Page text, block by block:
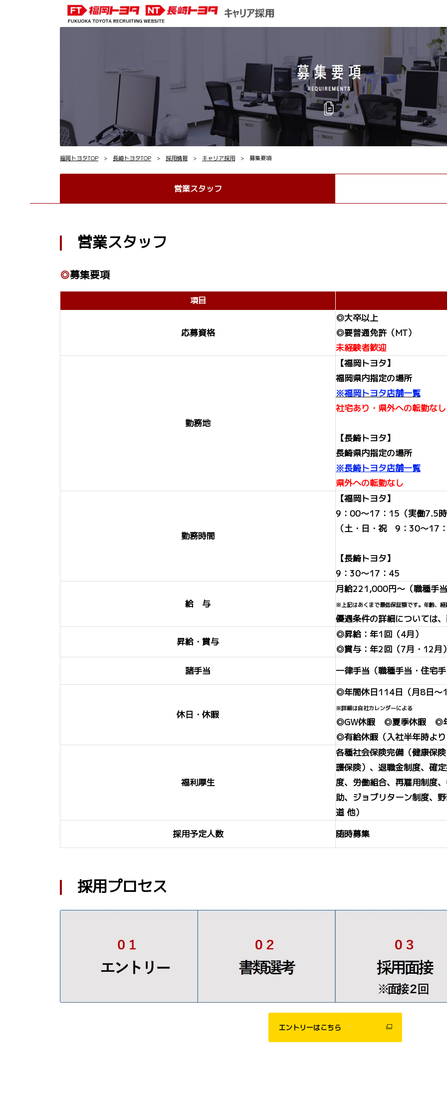
福岡トヨタTOP > 長崎トヨタTOP > 採用情報 > キャリア採用 > 募集要項
営業スタッフ
営業スタッフ
◎募集要項
項目
応募資格
◎大卒以上
◎要普通免許（MT）
未経験者歓迎
勤務地
【福岡トヨタ】
福岡県内指定の場所
※福岡トヨタ店舗一覧
社宅あり・県外への転勤なし
【長崎トヨタ】
長崎県内指定の場所
※長崎トヨタ店舗一覧
県外への転勤なし
勤務時間
【福岡トヨタ】
9：00～17：15（実働7.5
（土・日・祝 9：30～17
【長崎トヨタ】
9：30～17：45
給 与
月給221,000円～（職種手
※上記はあくまで最低保証額です。年齢、
優遇条件の詳細については
昇給・賞与
◎昇給：年1回（4月）
◎賞与：年2回（7月・12月
諸手当
一律手当（職種手当・住宅
休日・休暇
◎年間休日114日（月8日～
※詳細は自社カレンダーによる
◎GW休暇 ◎夏季休暇 ◎
◎有給休暇（入社半年時よ
福利厚生
各種社会保険完備（健康保
護保険）、退職金制度、確
度、労働組合、再雇用制度
助、ジョブリターン制度、
道 他）
採用予定人数
随時募集
採用プロセス
エントリーはこちら